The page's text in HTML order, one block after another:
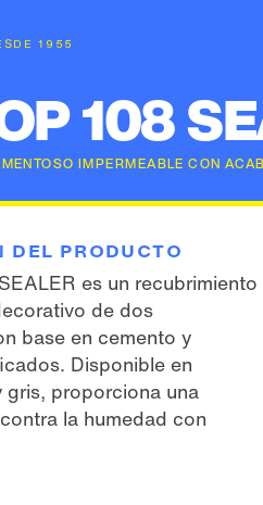
1955
108
IMPERMEABLE CON
DEL PRODUCTO
es un recubrimiento
de dos
base en cemento y
Disponible en
proporciona una
la humedad con